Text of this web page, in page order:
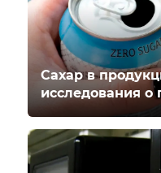
Сахар в
исследования о